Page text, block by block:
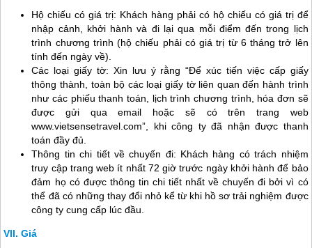
Hộ chiếu có giá trị: Khách hàng phải có hộ chiếu có giá trị để
nhập cảnh, khởi hành và đi lại qua mỗi điểm đến trong lịch
trình chương trình (hộ chiếu phải có giá trị từ 6 tháng trở lên
tính đến ngày về).
Các loại giấy tờ: Xin lưu ý rằng “Để xúc tiến việc cấp giấy
thông thành, toàn bộ các loại giấy tờ liên quan đến hành trình
như các phiếu thanh toán, lịch trình chương trình, hóa đơn sẽ
được gửi qua email hoặc sẽ có trên trang web
www.vietsensetravel.com”, khi công ty đã nhận được thanh
toán đầy đủ.
Thông tin chi tiết về chuyến đi: Khách hàng có trách nhiệm
truy cập trang web ít nhất 72 giờ trước ngày khởi hành để bảo
đảm họ có được thông tin chi tiết nhất về chuyến đi bởi vì có
thể đã có những thay đổi nhỏ kể từ khi hồ sơ trải nghiệm được
công ty cung cấp lúc đầu.
Giá